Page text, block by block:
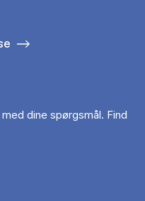
dine spørgsmål. Find